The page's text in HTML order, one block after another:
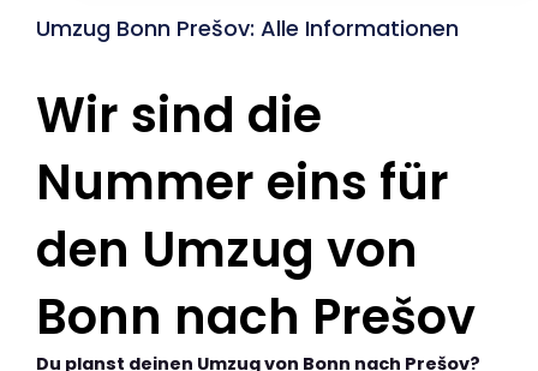
Umzug Bonn Prešov: Alle Informationen
Wir sind die
Nummer eins für
den Umzug von
Bonn nach Prešov
Du planst deinen Umzug von Bonn nach Prešov?